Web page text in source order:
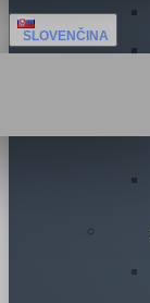
SLOVENČINA